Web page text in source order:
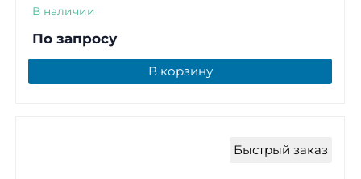
В наличии
По запросу
В корзину
Быстрый заказ